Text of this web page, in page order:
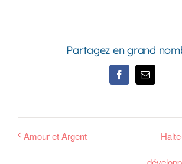
Partagez en grand
FacebookEmail
Amour et Argent